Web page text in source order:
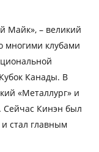
Майк», – великий
многими клубами
Канады. В
«Металлург» и
Сейчас Кинэн был
стал главным